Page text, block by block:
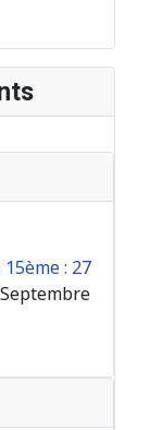
: 27